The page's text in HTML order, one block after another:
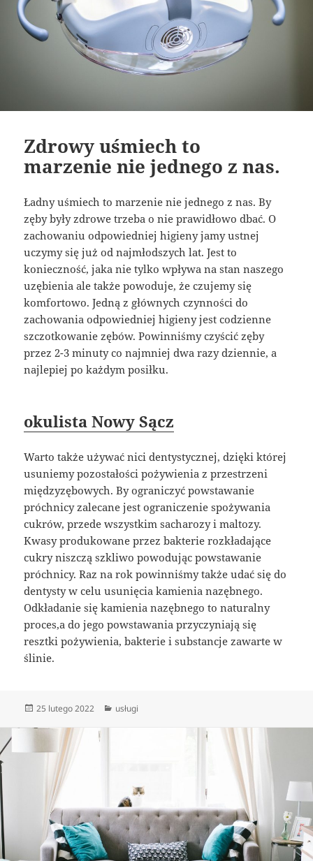
Zdrowy uśmiech to
marzenie nie jednego z nas.
Ładny uśmiech to marzenie nie jednego z nas. By
zęby były zdrowe trzeba o nie prawidłowo dbać. O
zachowaniu odpowiedniej higieny jamy ustnej
uczymy się już od najmłodszych lat. Jest to
konieczność, jaka nie tylko wpływa na stan naszego
uzębienia ale także powoduje, że czujemy się
komfortowo. Jedną z głównych czynności do
zachowania odpowiedniej higieny jest codzienne
szczotkowanie zębów. Powinniśmy czyścić zęby
przez 2-3 minuty co najmniej dwa razy dziennie, a
najlepiej po każdym posiłku.
okulista Nowy Sącz
Warto także używać nici dentystycznej, dzięki której
usuniemy pozostałości pożywienia z przestrzeni
międzyzębowych. By ograniczyć powstawanie
próchnicy zalecane jest ograniczenie spożywania
cukrów, przede wszystkim sacharozy i maltozy.
Kwasy produkowane przez bakterie rozkładające
cukry niszczą szkliwo powodując powstawanie
próchnicy. Raz na rok powinniśmy także udać się do
dentysty w celu usunięcia kamienia nazębnego.
Odkładanie się kamienia nazębnego to naturalny
proces,a do jego powstawania przyczyniają się
resztki pożywienia, bakterie i substancje zawarte w
ślinie.
Data
25 lutego 2022 Kategorie
usługi